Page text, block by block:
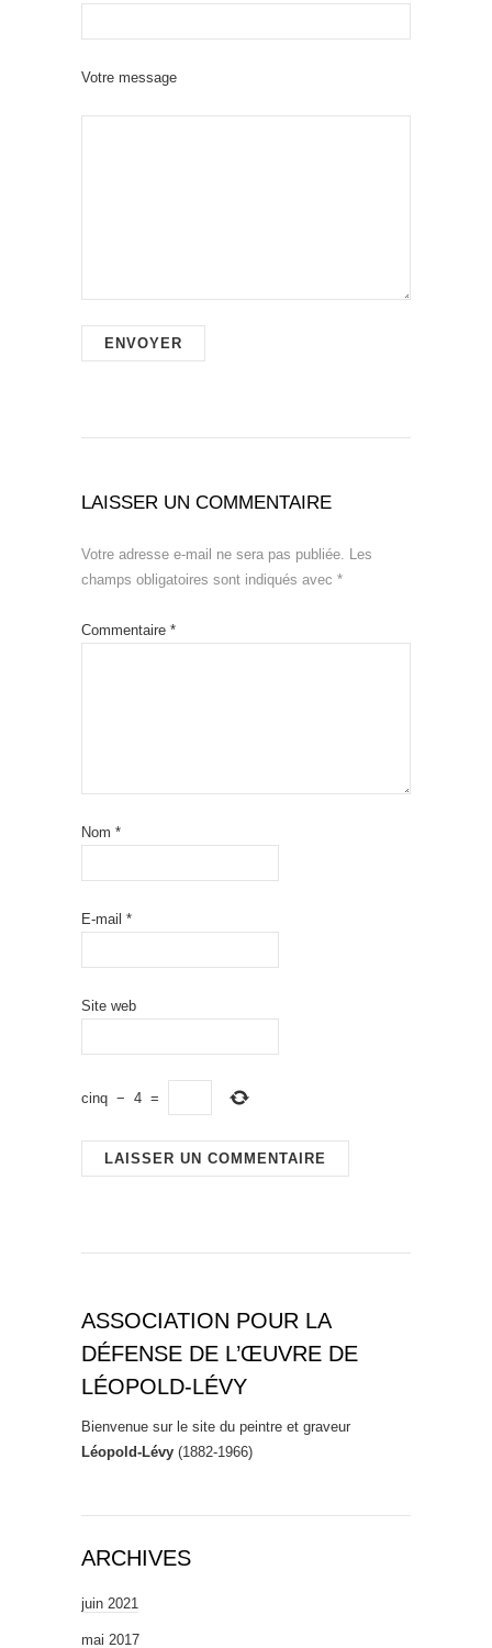
Votre message
LAISSER UN COMMENTAIRE
Votre adresse e-mail ne sera pas publiée. Les
champs obligatoires sont indiqués avec *
Commentaire *
Nom *
E-mail *
Site web
cinq − 4 =
ASSOCIATION POUR LA
DÉFENSE DE L’ŒUVRE DE
LÉOPOLD-LÉVY
Bienvenue sur le site du peintre et graveur
Léopold-Lévy (1882-1966)
ARCHIVES
juin 2021
mai 2017